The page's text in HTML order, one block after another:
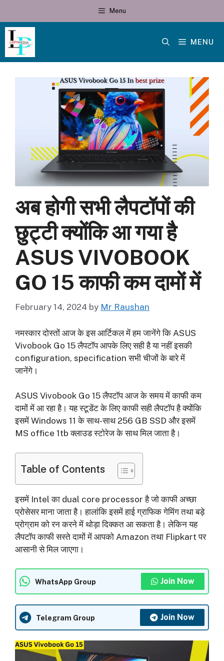
content
Menu
MENU
अब होगी सभी लैपटॉपों की
छुट्टी क्योंकि आ गया है
ASUS VIVOBOOK
GO 15 काफी कम दामों में
February 14, 2024 by Mr Raushan
नमस्कार दोस्तों आज के इस आर्टिकल में हम जानेंगे कि ASUS
Vivobook Go 15 लैपटॉप आपके लिए सही है या नहीं इसकी
configuration, specification सभी चीजों के बारे में
जानेंगे।
ASUS Vivobook Go 15 लैपटॉप आज के समय में काफी कम
दामों में आ रहा है। यह स्टूडेंट के लिए काफी सही लैपटॉप है क्योंकि
इसमें Windows 11 के साथ-साथ 256 GB SSD और इसमें
MS office 1tb क्लाउड स्टोरेज के साथ मिल जाता है।
Table of Contents
इसमें Intel का dual core processor है जो काफी अच्छा
प्रोसेसर माना जाता है। हालांकि इसमें हाई ग्राफिक गेमिंग तथा बड़े
प्रोग्राम को रन करने में थोड़ा दिक्कत आ सकता है। लेकिन यह
लैपटॉप काफी सस्ते दामों में आपको Amazon तथा Flipkart पर
आसानी से मिल जाएगा।
WhatsApp Group Join Now
Telegram Group Join Now